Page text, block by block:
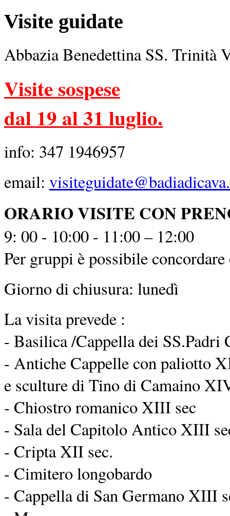
Visite guidate
Abbazia Benedettina SS. Trinità
Visite sospese
dal 19 al 31 luglio.
info: 347 1946957
email:
ORARIO VISITE CON
9: 00 - 10:00 - 11:00 – 12:00
Per gruppi è possibile
Giorno di chiusura: lunedì
La visita prevede :
- Basilica /Cappella dei
- Antiche Cappelle con paliotto
e sculture di Tino di Camaino
- Chiostro romanico XIII sec
- Sala del Capitolo Antico XIII
- Cripta XII sec.
- Cimitero longobardo
- Cappella di San Germano XIII